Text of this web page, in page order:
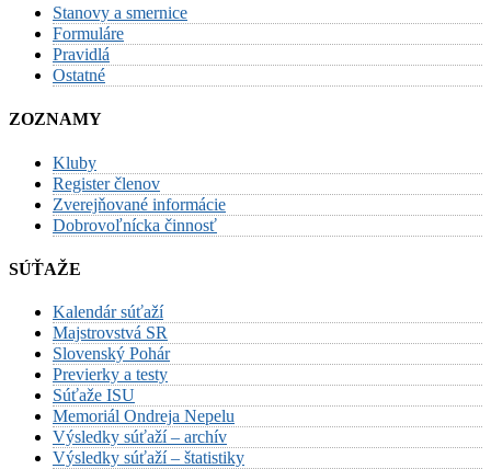
Stanovy a smernice
Formuláre
Pravidlá
Ostatné
ZOZNAMY
Kluby
Register členov
Zverejňované informácie
Dobrovoľnícka činnosť
SÚŤAŽE
Kalendár súťaží
Majstrovstvá SR
Slovenský Pohár
Previerky a testy
Súťaže ISU
Memoriál Ondreja Nepelu
Výsledky súťaží – archív
Výsledky súťaží – štatistiky